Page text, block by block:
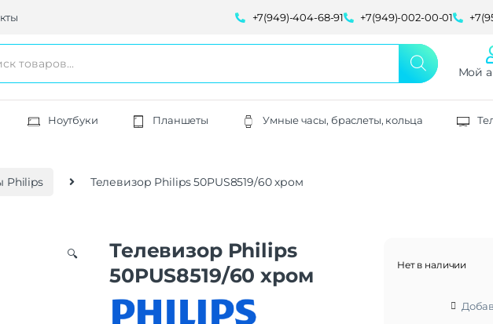
+7(949)-404-68-91 +7(949)-002-00-01
Мой
Ноутбуки Планшеты Умные часы, браслеты, кольца
Philips Телевизор Philips 50PUS8519/60 хром
🔍
Телевизор Philips
50PUS8519/60 хром
Нет в наличии